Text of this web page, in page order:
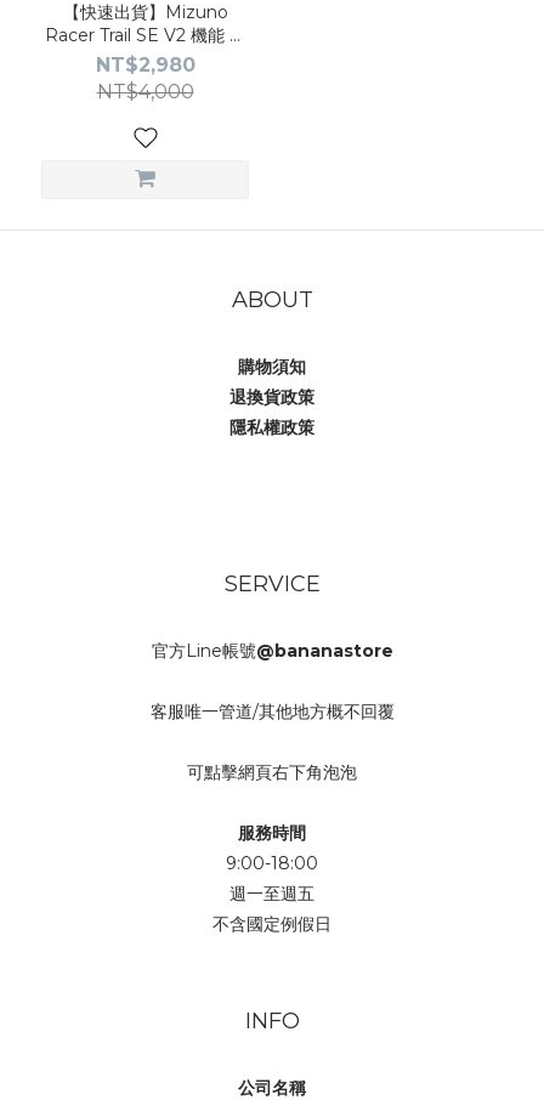
【快速出貨】Mizuno
Racer Trail SE V2 機能 透
氣 速乾鞋 2026 (4色)
NT$2,980
NT$4,000
ABOUT
購物須知
退換貨政策
隱私權政策
SERVICE
官方Line帳號@bananastore
客服唯一管道/其他地方概不回覆
可點擊網頁右下角泡泡
服務時間
9:00-18:00
週一至週五
不含國定例假日
INFO
公司名稱